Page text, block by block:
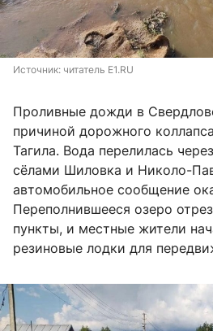
Источник: читатель E1.RU
Проливные дожди в
причиной дорожного
Тагила. Вода перелилась
сёлами Шиловка и Николо-
автомобильное сообщение
Переполнившееся озеро
пункты, и местные жители
резиновые лодки для